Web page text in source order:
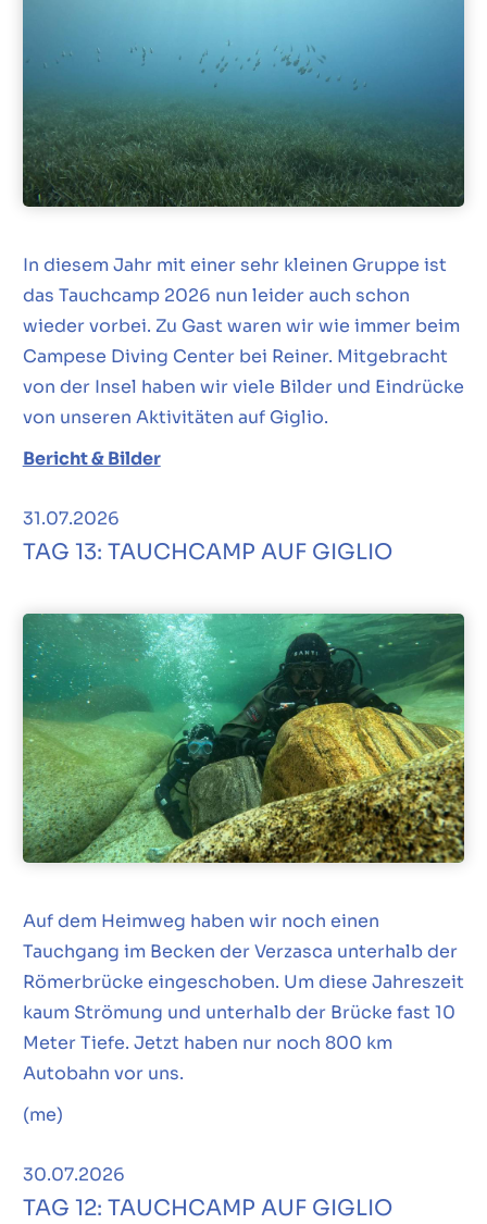
In diesem Jahr mit einer sehr kleinen Gruppe ist
das Tauchcamp 2026 nun leider auch schon
wieder vorbei. Zu Gast waren wir wie immer beim
Campese Diving Center bei Reiner. Mitgebracht
von der Insel haben wir viele Bilder und Eindrücke
von unseren Aktivitäten auf Giglio.
Bericht & Bilder
31.07.2026
TAG 13: TAUCHCAMP AUF GIGLIO
Auf dem Heimweg haben wir noch einen
Tauchgang im Becken der Verzasca unterhalb der
Römerbrücke eingeschoben. Um diese Jahreszeit
kaum Strömung und unterhalb der Brücke fast 10
Meter Tiefe. Jetzt haben nur noch 800 km
Autobahn vor uns.
(me)
30.07.2026
TAG 12: TAUCHCAMP AUF GIGLIO